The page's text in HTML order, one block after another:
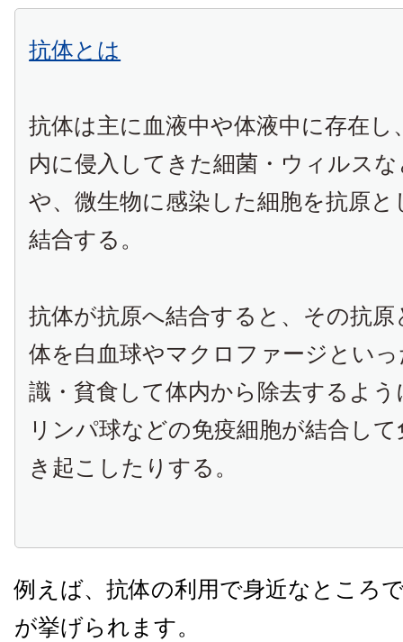
抗体とは
抗体は主に血液中や体液中に存在し
内に侵入してきた細菌・ウィルス
や、微生物に感染した細胞を抗原
結合する。
抗体が抗原へ結合すると、その抗原
体を白血球やマクロファージとい
識・貧食して体内から除去するよ
リンパ球などの免疫細胞が結合し
き起こしたりする。
例えば、抗体の利用で身近なところ
が挙げられます。